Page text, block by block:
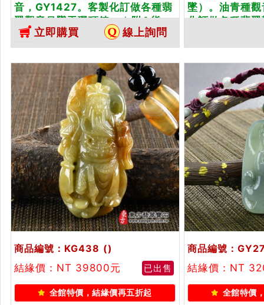
音，GY1427。客製化訂做各種翡
翠觀音吊墜玉珮項鍊。★附A貨
翡...立即購買 線上詢問
墜）。油青種
化訂做各種翡
商品編號：KG438 ()
結緣價：NT 39800元
已出售
全館特價，結緣價再五折起
商品編號：
結緣價：NT
全館特價